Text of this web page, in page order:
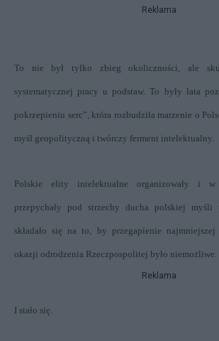
Reklama
To nie był tylko zbieg okoliczności, ale
systematycznej pracy u podstaw. To były lata
pokrzepieniu serc”, która rozbudziła marzenie o
myśl geopolityczną i twórczy ferment intelektualny.
Polskie elity intelektualne organizowały i w
przepychały pod strzechy ducha polskiej myśli
składało się na to, by przegapienie najmniejszej
okazji odrodzenia Rzeczpospolitej było niemożliwe.
Reklama
I stało się.